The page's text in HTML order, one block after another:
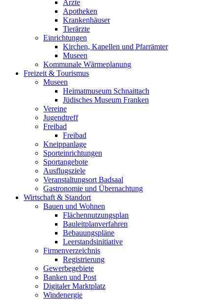
Ärzte
Apotheken
Krankenhäuser
Tierärzte
Einrichtungen
Kirchen, Kapellen und Pfarrämter
Museen
Kommunale Wärmeplanung
Freizeit & Tourismus
Museen
Heimatmuseum Schnaittach
Jüdisches Museum Franken
Vereine
Jugendtreff
Freibad
Freibad
Kneippanlage
Sporteinrichtungen
Sportangebote
Ausflugsziele
Veranstaltungsort Badsaal
Gastronomie und Übernachtung
Wirtschaft & Standort
Bauen und Wohnen
Flächennutzungsplan
Bauleitplanverfahren
Bebauungspläne
Leerstandsinitiative
Firmenverzeichnis
Registrierung
Gewerbegebiete
Banken und Post
Digitaler Marktplatz
Windenergie